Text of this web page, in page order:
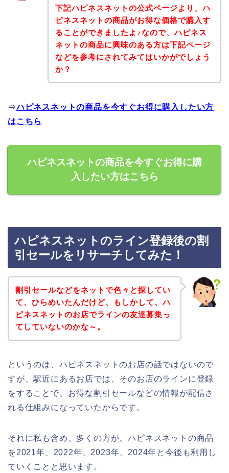
下記ハピネスネットの公式ページより、ハ
ピネスネットの商品がお得な価格で購入す
ることができましたよ♪なので、ハピネス
ネットの商品に興味のある方は下記ページ
などを参考にされてみてはいかがでしょう
か？
⇒ハピネスネットの商品を今すぐお得に購入したい方
はこちら
ハピネスネットの商品を今すぐお得に購
入したい方はこちら
ハピネスネットのライン登録後の割
引セールをリサーチしてみた！
割引セールなどをネットで色々と探してい
て、ひらめいたんだけど、もしかして、ハ
ピネスネットのお店でラインの友達募集っ
てしていないのかな～。
というのは、ハピネスネットのお店の話ではないので
すが、駅近にあるお店では、そのお店のラインに登録
をすることで、お得な割引セールなどの情報が配信さ
れる仕組みになっていたからです。
それに私も含め、多くの方が、ハピネスネットの商品
を2021年、2022年、2023年、2024年と今後も利用し
ていくことと思います。